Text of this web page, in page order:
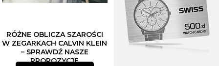
RÓŻNE OBLICZA SZAROŚCI
W ZEGARKACH CALVIN KLEIN
– SPRAWDŹ NASZE
PROPOZYCJE